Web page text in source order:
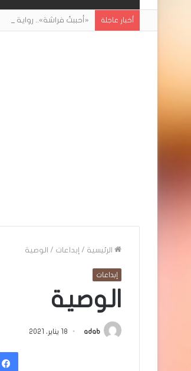
أخبار عاجلة «أحببتُ فراشة».. رواية
الرئيسية / إبداعات / الوصية
إبداعات
الوصية
adab 18 يناير، 2021